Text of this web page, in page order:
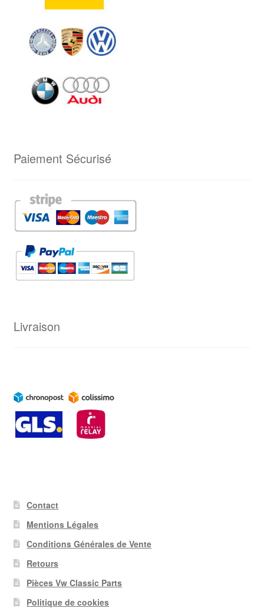
Paiement Sécurisé
Livraison
Contact
Mentions Légales
Conditions Générales de Vente
Retours
Pièces Vw Classic Parts
Politique de cookies